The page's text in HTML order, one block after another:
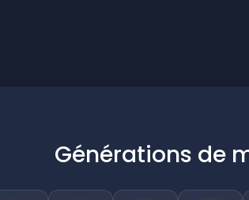
Générations de